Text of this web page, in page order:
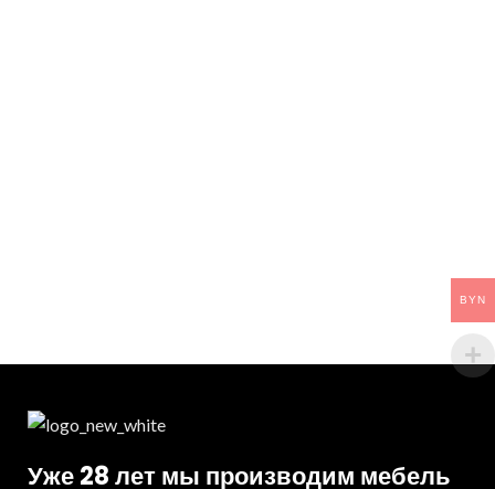
Уже 28 лет мы производим мебель
BYN